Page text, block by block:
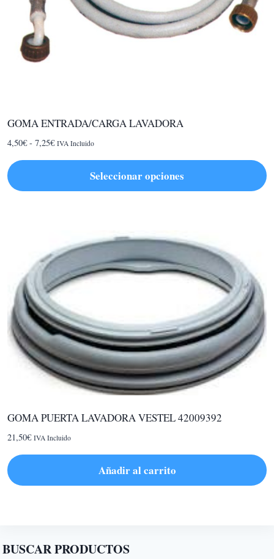
GOMA ENTRADA/CARGA LAVADORA
4,50€ - 7,25€Rango
IVA Incluido
Seleccionar opciones
variantes.
Las
opciones
se
pueden
elegir
de
GOMA PUERTA LAVADORA VESTEL 42009392
21,50€ IVA Incluido
Añadir al carrito
BUSCAR PRODUCTOS